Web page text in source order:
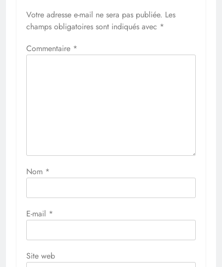
Votre adresse e-mail ne sera pas publiée. Les
champs obligatoires sont indiqués avec *
Commentaire *
Nom *
E-mail *
Site web